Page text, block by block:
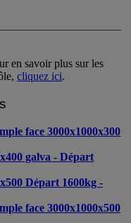
en savoir plus sur les
cliquez ici.
face 3000x1000x300
galva - Départ
Départ 1600kg -
face 3000x1000x500